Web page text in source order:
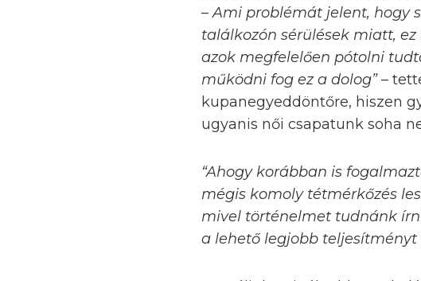
– Ami problémát jelent, hogy
találkozón sérülések miatt,
azok megfelelően pótolni
működni fog ez a dolog”–
kupanegyeddöntőre, hiszen
ugyanis női csapatunk soha
“Ahogy korábban is
mégis komoly tétmérkőzés
mivel történelmet tudnánk
a lehető legjobb